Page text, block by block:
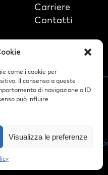
come i cookie per
Il consenso a queste
di navigazione o ID
può influire
Visualizza le preferenze
Carriere
Contatti
| R.E.A. NA-595715
Holding S.r.l
Policy - Innovaway